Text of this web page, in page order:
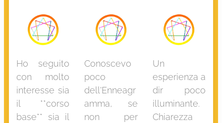
Ho seguito
con molto
interesse sia
il **corso
base** sia il
Conoscevo
poco
dell'Enneagr
amma, se
non per
Un
esperienza a
dir poco
illuminante.
Chiarezza